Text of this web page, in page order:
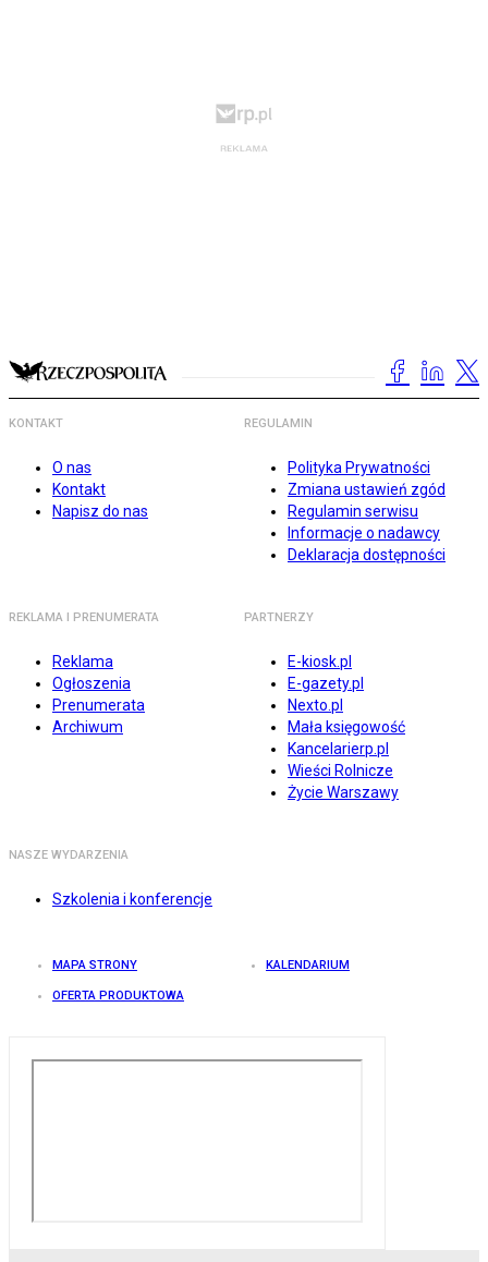
KONTAKT
O nas
Kontakt
Napisz do nas
REGULAMIN
Polityka Prywatności
Zmiana ustawień zgód
Regulamin serwisu
Informacje o nadawcy
Deklaracja dostępności
REKLAMA I PRENUMERATA
Reklama
Ogłoszenia
Prenumerata
Archiwum
PARTNERZY
E-kiosk.pl
E-gazety.pl
Nexto.pl
Mała księgowość
Kancelarierp.pl
Wieści Rolnicze
Życie Warszawy
NASZE WYDARZENIA
Szkolenia i konferencje
MAPA STRONY KALENDARIUM
OFERTA PRODUKTOWA